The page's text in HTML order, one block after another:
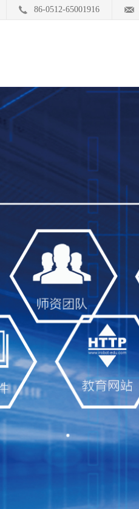
86-0512-65001916